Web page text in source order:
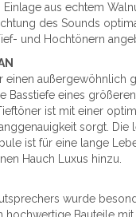
aus echtem
des Sounds
und Hochtönern
einen
Basstiefe eines
ist mit einer
sorgt.
ist für eine lange
Hauch Luxus hinzu.
wurde